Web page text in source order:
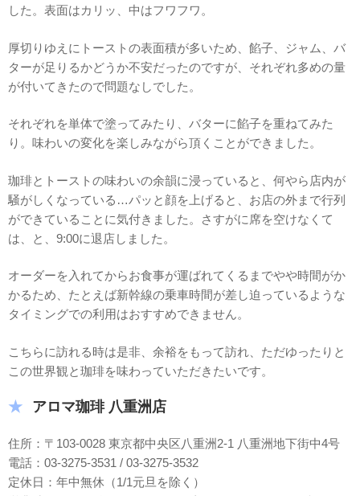
した。表面はカリッ、中はフワフワ。
厚切りゆえにトーストの表面積が多いため、餡子、ジャム、バ
ターが足りるかどうか不安だったのですが、それぞれ多めの量
が付いてきたので問題なしでした。
それぞれを単体で塗ってみたり、バターに餡子を重ねてみた
り。味わいの変化を楽しみながら頂くことができました。
珈琲とトーストの味わいの余韻に浸っていると、何やら店内が
騒がしくなっている…パッと顔を上げると、お店の外まで行列
ができていることに気付きました。さすがに席を空けなくて
は、と、9:00に退店しました。
オーダーを入れてからお食事が運ばれてくるまでやや時間がか
かるため、たとえば新幹線の乗車時間が差し迫っているような
タイミングでの利用はおすすめできません。
こちらに訪れる時は是非、余裕をもって訪れ、ただゆったりと
この世界観と珈琲を味わっていただきたいです。
アロマ珈琲 八重洲店
住所：〒103-0028 東京都中央区八重洲2-1 八重洲地下街中4号
電話：03-3275-3531 / 03-3275-3532
定休日：年中無休（1/1元旦を除く）